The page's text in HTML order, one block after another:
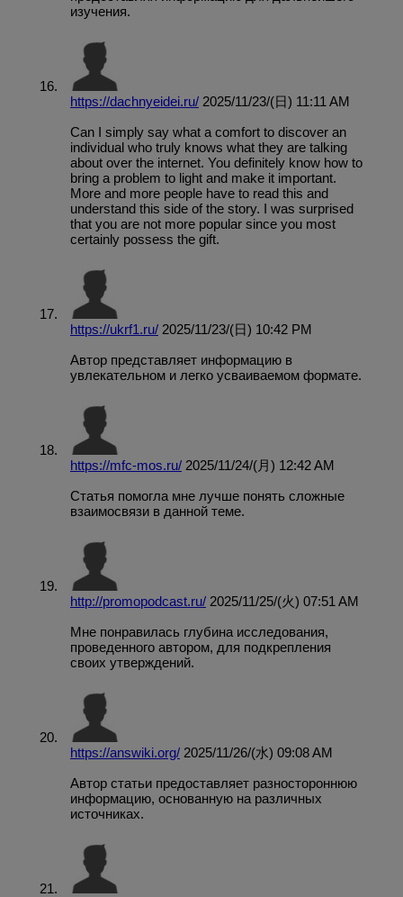
изучения.
https://dachnyeidei.ru/ 2025/11/23/(日) 11:11 AM
Can I simply say what a comfort to discover an
individual who truly knows what they are talking
about over the internet. You definitely know how to
bring a problem to light and make it important.
More and more people have to read this and
understand this side of the story. I was surprised
that you are not more popular since you most
certainly possess the gift.
https://ukrf1.ru/ 2025/11/23/(日) 10:42 PM
Автор представляет информацию в
увлекательном и легко усваиваемом формате.
https://mfc-mos.ru/ 2025/11/24/(月) 12:42 AM
Статья помогла мне лучше понять сложные
взаимосвязи в данной теме.
http://promopodcast.ru/ 2025/11/25/(火) 07:51 AM
Мне понравилась глубина исследования,
проведенного автором, для подкрепления
своих утверждений.
https://answiki.org/ 2025/11/26/(水) 09:08 AM
Автор статьи предоставляет разностороннюю
информацию, основанную на различных
источниках.